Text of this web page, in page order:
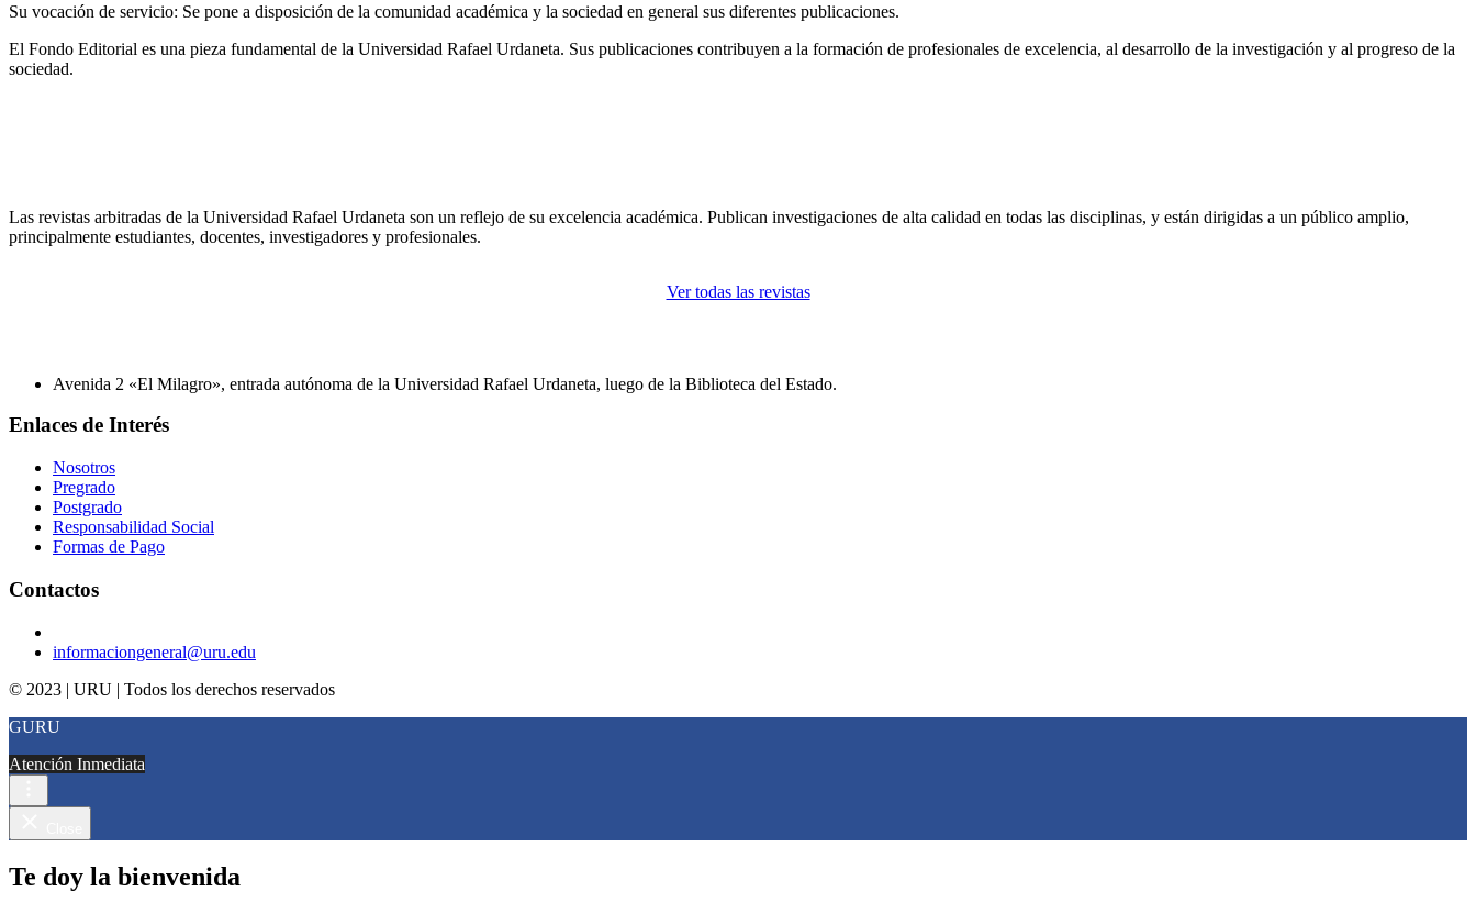
Su vocación de servicio: Se pone a disposición de la comunidad académica y la sociedad en general sus diferentes publicaciones.
El Fondo Editorial es una pieza fundamental de la Universidad Rafael Urdaneta. Sus publicaciones contribuyen a la formación de profesionales de excelencia, al desarrollo de la investigación y al progreso de la
sociedad.
Las revistas arbitradas de la Universidad Rafael Urdaneta son un reflejo de su excelencia académica. Publican investigaciones de alta calidad en todas las disciplinas, y están dirigidas a un público amplio,
principalmente estudiantes, docentes, investigadores y profesionales.
Ver todas las revistas
Avenida 2 «El Milagro», entrada autónoma de la Universidad Rafael Urdaneta, luego de la Biblioteca del Estado.
Enlaces de Interés
Nosotros
Pregrado
Postgrado
Responsabilidad Social
Formas de Pago
Contactos
informaciongeneral@uru.edu
© 2023 | URU | Todos los derechos reservados
GURU
Atención Inmediata
Te doy la bienvenida